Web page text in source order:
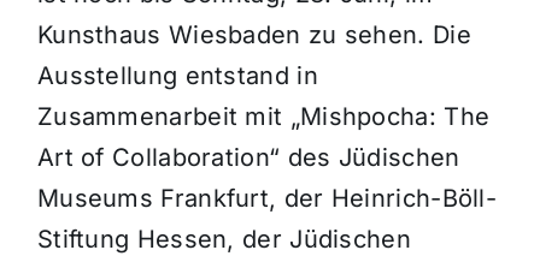
Kunsthaus Wiesbaden zu sehen. Die
Ausstellung entstand in
Zusammenarbeit mit „Mishpocha: The
Art of Collaboration“ des Jüdischen
Museums Frankfurt, der Heinrich-Böll-
Stiftung Hessen, der Jüdischen